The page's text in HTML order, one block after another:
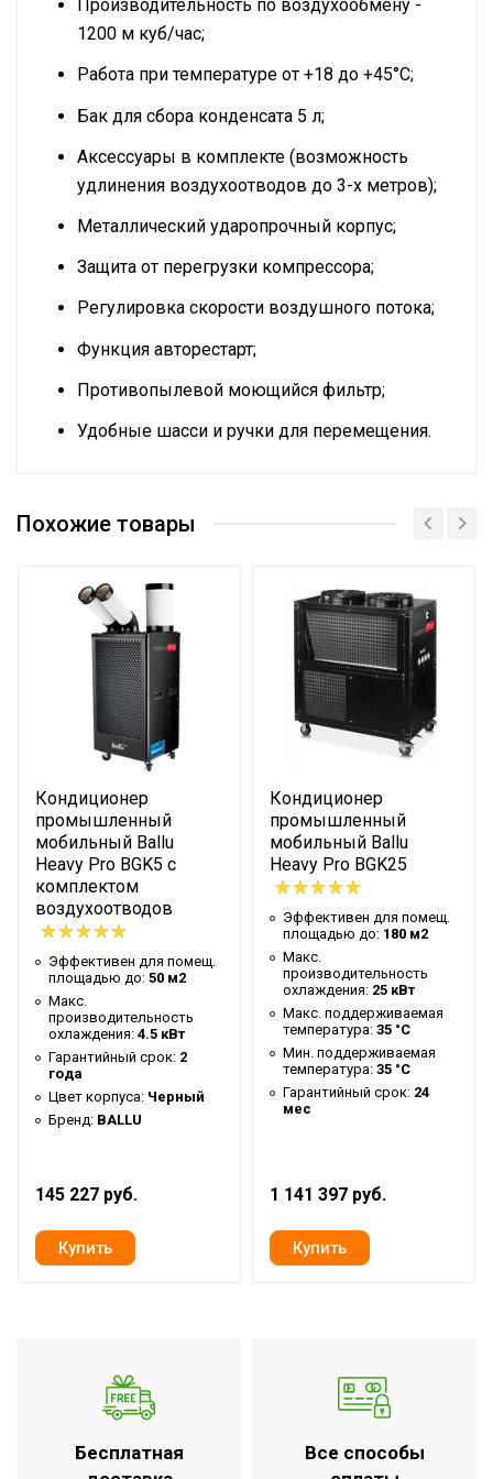
Производительность по воздухообмену -
1200 м куб/час;
Работа при температуре от +18 до +45°С;
Бак для сбора конденсата 5 л;
Аксессуары в комплекте (возможность
удлинения воздухоотводов до 3-х метров);
Металлический ударопрочный корпус;
Защита от перегрузки компрессора;
Регулировка скорости воздушного потока;
Функция авторестарт;
Противопылевой моющийся фильтр;
Удобные шасси и ручки для перемещения.
площадью до
охлаждения
Макс. поддерживаемая
температура
35 °С
Мин. поддерживаемая
температура
10 °С
Гарантийный срок
2 года
Цвет корпуса
Бренд
BALLU
Максимальный уровень шума на
выходе
55 дБ
Количество скоростей
воздушного потока
2
Режим SLEEP
Нет
Режим осушения
Режим обогрева
Нет
Функция автоматического
удаления конденсата с теплым
воздухом
Нет
охлаждения
потока
Нет
неисправности
Количество ступеней фильтрации
1
Инверторная технология
Нет
Похожие товары
Кондиционер
промышленный
мобильный Ballu
Heavy Pro BGK5 с
комплектом
воздухоотводов
Эффективен для помещ.
площадью до: 50 м2
Макс.
производительность
охлаждения: 4.5 кВт
Гарантийный срок: 2
года
Цвет корпуса: Черный
Бренд: BALLU
145 227 руб.
Кондиционер
промышленный
мобильный Ballu
Heavy Pro BGK25
Эффективен для помещ.
площадью до: 180 м2
Макс.
производительность
охлаждения: 25 кВт
Макс. поддерживаемая
температура: 35 °С
Мин. поддерживаемая
температура: 35 °С
Гарантийный срок: 24
мес
1 141 397 руб.
Бесплатная
Все способы